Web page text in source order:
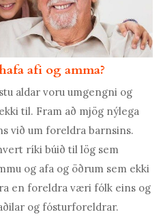
afi og amma?
aldar voru umgengni og
til. Fram að mjög nýlega
við um foreldra barnsins.
ríki búið til lög sem
og afa og öðrum sem ekki
en foreldra væri fólk eins og
og fósturforeldrar.